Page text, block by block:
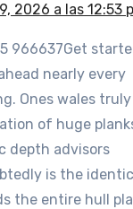
2026 a las 12:53
966637Get
nearly every
Ones wales truly
of huge
depth advisors
is the
the entire hull